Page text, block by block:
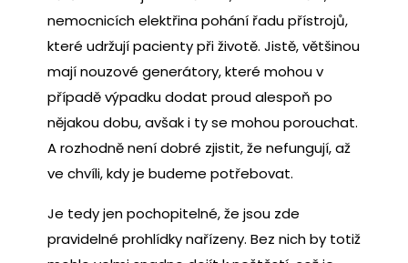
nemocnicích elektřina pohání řadu přístrojů,
které udržují pacienty při životě. Jistě, většinou
mají nouzové generátory, které mohou v
případě výpadku dodat proud alespoň po
nějakou dobu, avšak i ty se mohou porouchat.
A rozhodně není dobré zjistit, že nefungují, až
ve chvíli, kdy je budeme potřebovat.
Je tedy jen pochopitelné, že jsou zde
pravidelné prohlídky nařízeny. Bez nich by totiž